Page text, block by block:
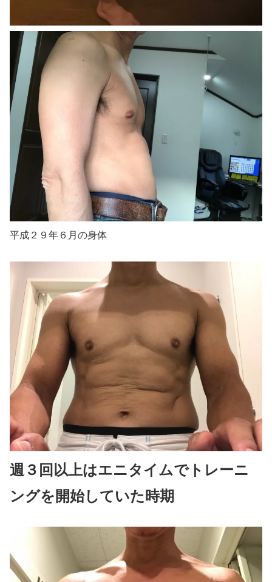
平成２９年６月の身体
週３回以上はエニタイムでトレーニ
ングを開始していた時期